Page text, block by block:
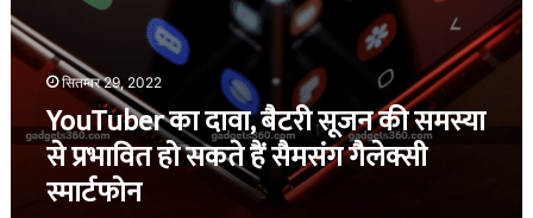
सैमसंग
गैलेक्सी
स्मार्टफोन
सितम्बर 29, 2022
YouTuber का दावा, बैटरी सूजन की समस्या
से प्रभावित हो सकते हैं सैमसंग गैलेक्सी
स्मार्टफोन